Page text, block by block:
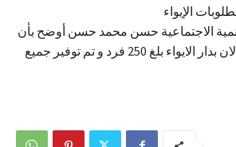
الإيواء
الاجتماعية حسن محمد حسن أوضح بأن
العدد الكلي الموجود الان بدار الايواء بلغ 250 فرد و تم توفير جميع